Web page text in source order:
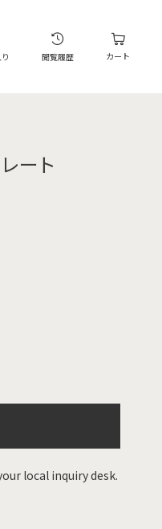
閲覧履歴 カート
ート
local inquiry desk.